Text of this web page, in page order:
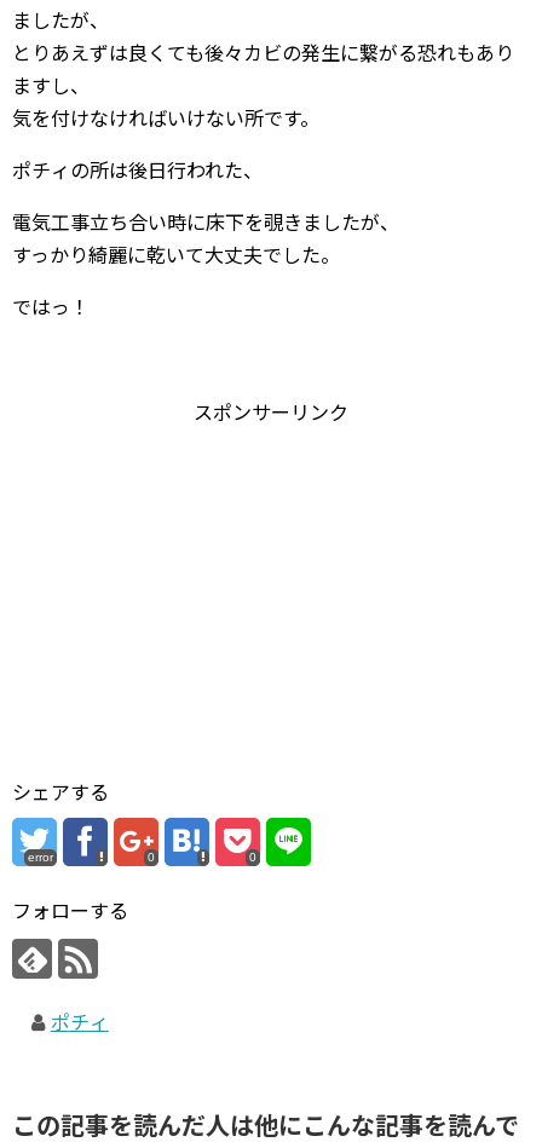
ましたが、
とりあえずは良くても後々カビの発生に繋がる恐れもあり
ますし、
気を付けなければいけない所です。
ポチィの所は後日行われた、
電気工事立ち合い時に床下を覗きましたが、
すっかり綺麗に乾いて大丈夫でした。
ではっ！
スポンサーリンク
シェアする
error 0 0
フォローする
ポチィ
この記事を読んだ人は他にこんな記事を読んで